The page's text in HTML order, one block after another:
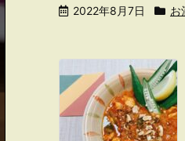
2022年8月7日 お